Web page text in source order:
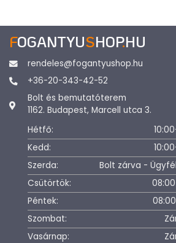
FOGANTYUSHOP.HU
rendeles@fogantyushop.hu
+36-20-343-42-52
Bolt és bemutatóterem
1162. Budapest, Marcell utca 3.
Hétfő:
Kedd:
Szerda:
Bolt zárva -
Csütörtök:
Péntek:
Szombat:
Vasárnap: